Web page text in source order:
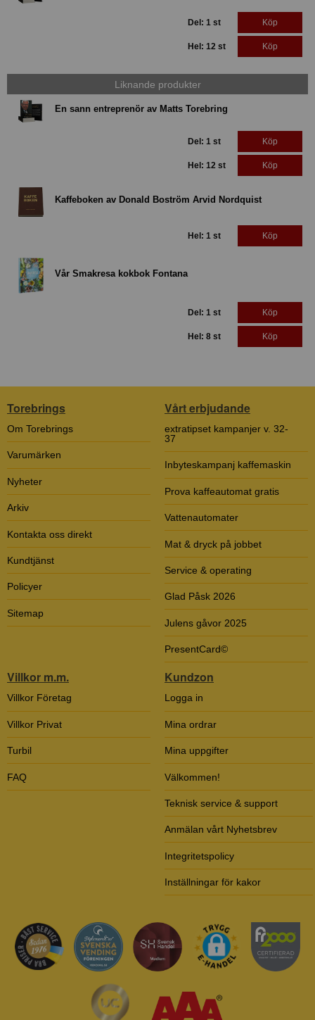
Del: 1 st Köp
Hel: 12 st Köp
Liknande produkter
En sann entreprenör av Matts Torebring
Del: 1 st Köp
Hel: 12 st Köp
Kaffeboken av Donald Boström Arvid Nordquist
Hel: 1 st Köp
Vår Smakresa kokbok Fontana
Del: 1 st Köp
Hel: 8 st Köp
Torebrings
Om Torebrings
Varumärken
Nyheter
Arkiv
Kontakta oss direkt
Kundtjänst
Policyer
Sitemap
Vårt erbjudande
extratipset kampanjer v. 32-
37
Inbyteskampanj kaffemaskin
Prova kaffeautomat gratis
Vattenautomater
Mat & dryck på jobbet
Service & operating
Glad Påsk 2026
Julens gåvor 2025
PresentCard©
Villkor m.m.
Villkor Företag
Villkor Privat
Turbil
FAQ
Kundzon
Logga in
Mina ordrar
Mina uppgifter
Välkommen!
Teknisk service & support
Anmälan vårt Nyhetsbrev
Integritetspolicy
Inställningar för kakor